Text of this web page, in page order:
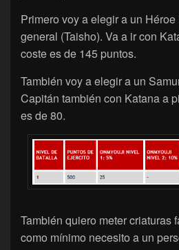
Primero voy a elegir a un
general (Taisho). Va a ir con
coste es de 145 puntos.
También voy a elegir a un
Capitán también con Katana a
es de 80.
También quiero meter criaturas
como mínimo necesito a un